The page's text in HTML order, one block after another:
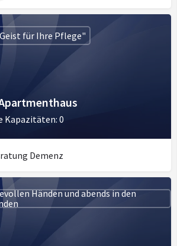
Kapazitäten: 0
für Ihre Pflege"
Demenz
Händen und abends in den